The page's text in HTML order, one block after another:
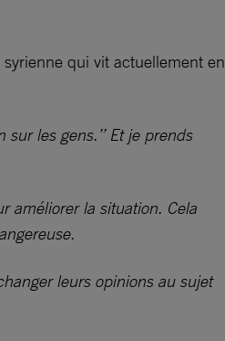
qui vit actuellement en
les gens.’’ Et je prends
améliorer la situation. Cela
leurs opinions au sujet